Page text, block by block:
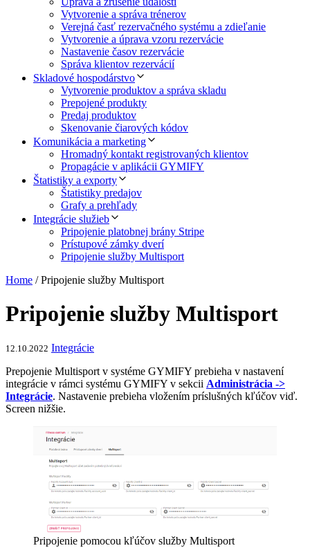
Vytvorenie a správa trénerov
Verejná časť rezervačného systému a zdieľanie
Vytvorenie a úprava vzoru rezervácie
Nastavenie časov rezervácie
Správa klientov rezervácií
Skladové hospodárstvo
Vytvorenie produktov a správa skladu
Prepojené produkty
Predaj produktov
Skenovanie čiarových kódov
Komunikácia a marketing
Hromadný kontakt registrovaných klientov
Propagácie v aplikácii GYMIFY
Štatistiky a exporty
Štatistiky predajov
Grafy a prehľady
Integrácie služieb
Pripojenie platobnej brány Stripe
Prístupové zámky dverí
Pripojenie služby Multisport
Home /Pripojenie služby Multisport
Pripojenie služby Multisport
12.10.2022 Integrácie
Prepojenie Multisport v systéme GYMIFY prebieha v nastavení
integrácie v rámci systému GYMIFY v sekcii Administrácia ->
Integrácie. Nastavenie prebieha vložením príslušných kľúčov viď.
Screen nižšie.
Pripojenie pomocou kľúčov služby Multisport